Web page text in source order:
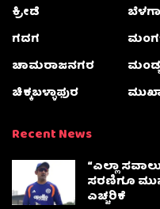
ಕ್ರೀಡೆ
ಗದಗ
ಚಾಮರಾಜನಗರ
ಚಿಕ್ಕಬಳ್ಳಾಫುರ
Recent News
“ಎಲ್ಲಾ
ಸರಣಿಗೂ
ಎಚ್ಚರಿಕೆ